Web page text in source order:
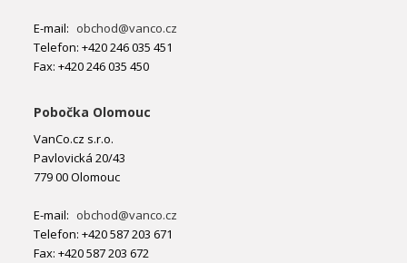
E-mail: obchod@vanco.cz
Telefon: +420 246 035 451
Fax: +420 246 035 450
Pobočka Olomouc
VanCo.cz s.r.o.
Pavlovická 20/43
779 00 Olomouc
E-mail: obchod@vanco.cz
Telefon: +420 587 203 671
Fax: +420 587 203 672